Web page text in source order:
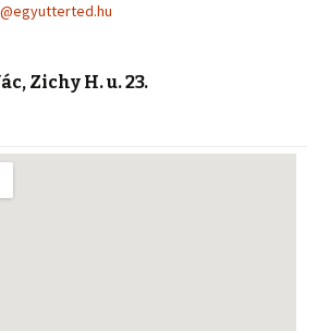
Zichy H. u. 23.